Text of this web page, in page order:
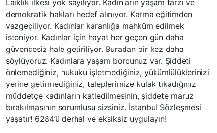
Laiklik ilkesi yok sayılıyor. Kadınların yaşam tarzı ve
demokratik hakları hedef alınıyor. Karma eğitimden
vazgeçiliyor. Kadınlar karanlığa mahkûm edilmek
isteniyor. Kadınlar için hayat her geçen gün daha
güvencesiz hale getiriliyor. Buradan bir kez daha
söylüyoruz. Kadınlara yaşam borcunuz var. Şiddeti
önlemediğiniz, hukuku işletmediğiniz, yükümlülüklerinizi
yerine getirmediğiniz, taleplerimize kulak tıkadığınız
müddetçe kadınların katledilmesinin, şiddete maruz
bırakılmasının sorumlusu sizsiniz. İstanbul Sözleşmesi
yaşatır! 6284’ü derhal ve eksiksiz uygulayın!